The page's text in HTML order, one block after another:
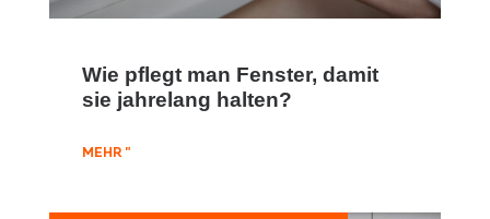
Wie pflegt man Fenster, damit
sie jahrelang halten?
MEHR "